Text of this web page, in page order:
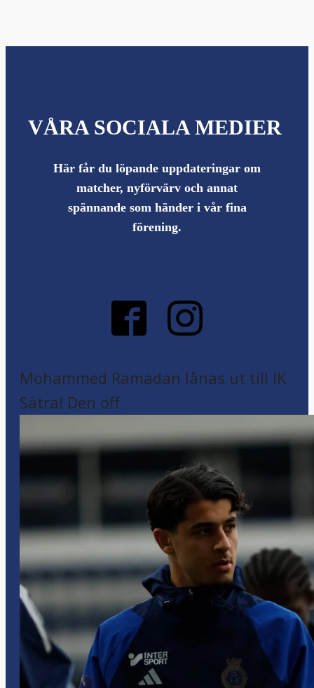
VÅRA SOCIALA MEDIER
Här får du löpande uppdateringar om
matcher, nyförvärv och annat
spännande som händer i vår fina
förening.
Mohammed Ramadan lånas ut till IK
Sätra! Den off